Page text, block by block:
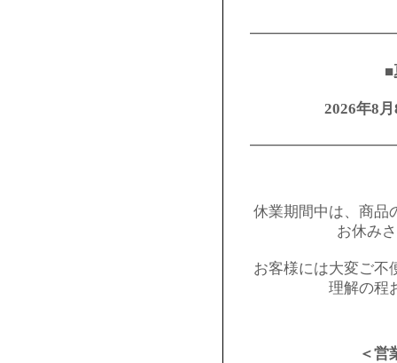
■
2026年8
休業期間中は、商品
お休み
お客様には大変ご不
理解の程
＜営